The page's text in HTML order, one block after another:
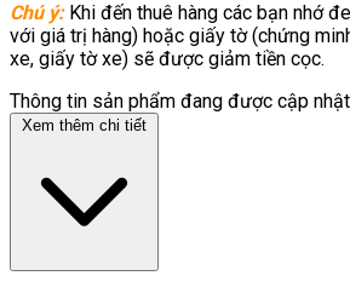
Chú ý: Khi đến thuê hàng các bạn nhớ
với giá trị hàng) hoặc giấy tờ (chứng
xe, giấy tờ xe) sẽ được giảm tiền cọc.
Thông tin sản phẩm đang được cập
Xem thêm chi tiết